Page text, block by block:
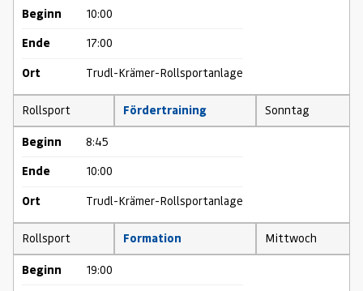
Beginn 10:00
Ende 17:00
Ort Trudl-Krämer-Rollsportanlage
Rollsport Fördertraining Sonntag
Beginn 8:45
Ende 10:00
Ort Trudl-Krämer-Rollsportanlage
Rollsport Formation Mittwoch
Beginn 19:00